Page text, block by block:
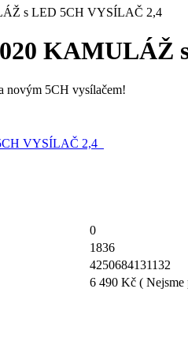
s LED 5CH VYSÍLAČ 2,4
KAMULÁŽ
novým 5CH vysílačem!
0
1836
4250684131132
6 490 Kč (